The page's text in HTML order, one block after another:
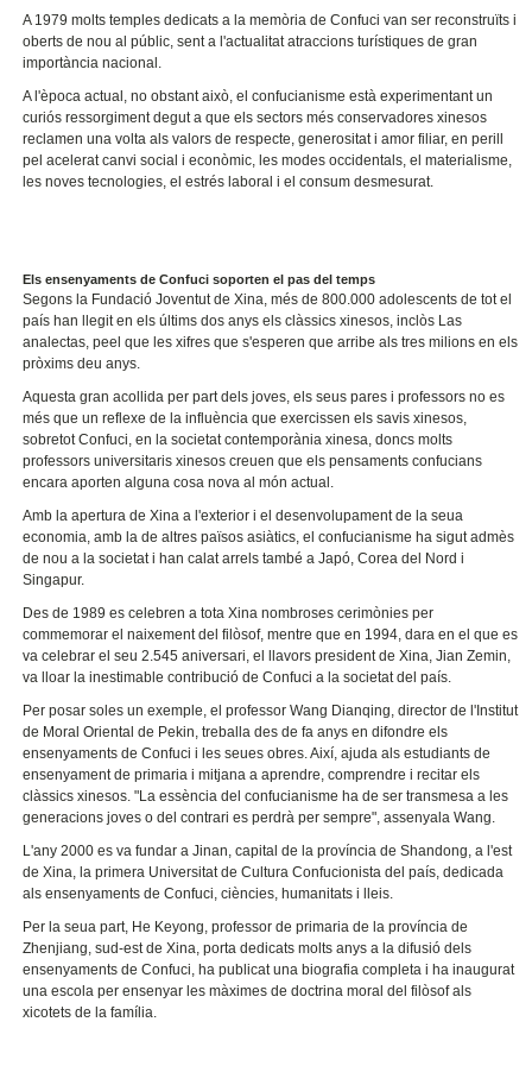
A 1979 molts temples dedicats a la memòria de Confuci van ser reconstruïts i
oberts de nou al públic, sent a l'actualitat atraccions turístiques de gran
importància nacional.
A l'època actual, no obstant això, el confucianisme està experimentant un
curiós ressorgiment degut a que els sectors més conservadores xinesos
reclamen una volta als valors de respecte, generositat i amor filiar, en perill
pel acelerat canvi social i econòmic, les modes occidentals, el materialisme,
les noves tecnologies, el estrés laboral i el consum desmesurat.
Els ensenyaments de Confuci soporten el pas del temps
Segons la Fundació Joventut de Xina, més de 800.000 adolescents de tot el
país han llegit en els últims dos anys els clàssics xinesos, inclòs Las
analectas, peel que les xifres que s'esperen que arribe als tres milions en els
pròxims deu anys.
Aquesta gran acollida per part dels joves, els seus pares i professors no es
més que un reflexe de la influència que exercissen els savis xinesos,
sobretot Confuci, en la societat contemporània xinesa, doncs molts
professors universitaris xinesos creuen que els pensaments confucians
encara aporten alguna cosa nova al món actual.
Amb la apertura de Xina a l'exterior i el desenvolupament de la seua
economia, amb la de altres països asiàtics, el confucianisme ha sigut admès
de nou a la societat i han calat arrels també a Japó, Corea del Nord i
Singapur.
Des de 1989 es celebren a tota Xina nombroses cerimònies per
commemorar el naixement del filòsof, mentre que en 1994, dara en el que es
va celebrar el seu 2.545 aniversari, el llavors president de Xina, Jian Zemin,
va lloar la inestimable contribució de Confuci a la societat del país.
Per posar soles un exemple, el professor Wang Dianqing, director de l'Institut
de Moral Oriental de Pekin, treballa des de fa anys en difondre els
ensenyaments de Confuci i les seues obres. Així, ajuda als estudiants de
ensenyament de primaria i mitjana a aprendre, comprendre i recitar els
clàssics xinesos. "La essència del confucianisme ha de ser transmesa a les
generacions joves o del contrari es perdrà per sempre", assenyala Wang.
L'any 2000 es va fundar a Jinan, capital de la província de Shandong, a l'est
de Xina, la primera Universitat de Cultura Confucionista del país, dedicada
als ensenyaments de Confuci, ciències, humanitats i lleis.
Per la seua part, He Keyong, professor de primaria de la província de
Zhenjiang, sud-est de Xina, porta dedicats molts anys a la difusió dels
ensenyaments de Confuci, ha publicat una biografia completa i ha inaugurat
una escola per ensenyar les màximes de doctrina moral del filòsof als
xicotets de la família.